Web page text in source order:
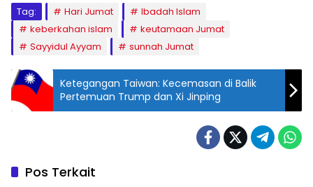
Tag: Hari Jumat
Ibadah Islam
keberkahan islam
keutamaan Jumat
Sayyidul Ayyam
sunnah Jumat
Ketegangan Taiwan: Kecemasan di Balik
Pertemuan Trump dan Xi Jinping
Pos Terkait